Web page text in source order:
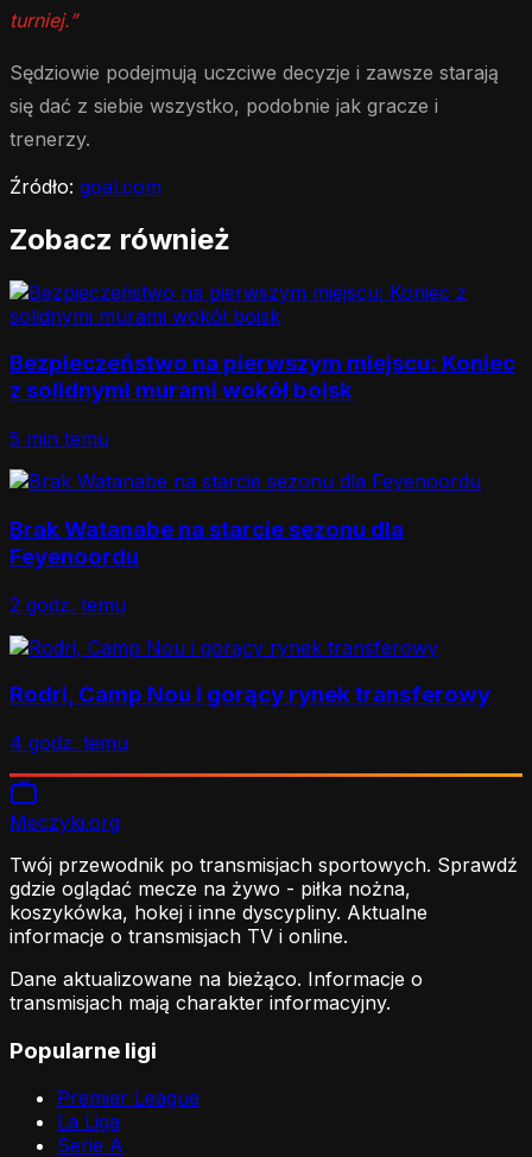
turniej.”
Sędziowie podejmują uczciwe decyzje i zawsze starają
się dać z siebie wszystko, podobnie jak gracze i
trenerzy.
Źródło: goal.com
Zobacz również
Bezpieczeństwo na pierwszym miejscu: Koniec
z solidnymi murami wokół boisk
5 min temu
Brak Watanabe na starcie sezonu dla
Feyenoordu
2 godz. temu
Rodri, Camp Nou i gorący rynek transferowy
4 godz. temu
Meczyki.org
Twój przewodnik po transmisjach sportowych. Sprawdź
gdzie oglądać mecze na żywo - piłka nożna,
koszykówka, hokej i inne dyscypliny. Aktualne
informacje o transmisjach TV i online.
Dane aktualizowane na bieżąco. Informacje o
transmisjach mają charakter informacyjny.
Popularne ligi
Premier League
La Liga
Serie A